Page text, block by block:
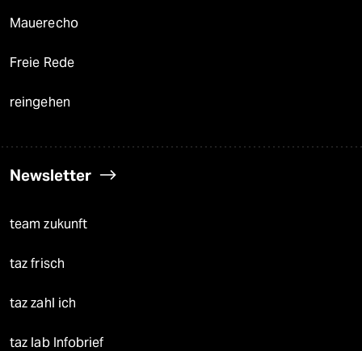
Mauerecho
Freie Rede
reingehen
Newsletter
team zukunft
taz frisch
taz zahl ich
taz lab Infobrief